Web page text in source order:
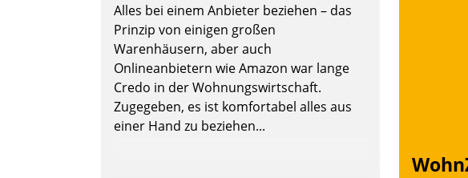
Alles bei einem Anbieter beziehen – das
Prinzip von einigen großen
Warenhäusern, aber auch
Onlineanbietern wie Amazon war lange
Credo in der Wohnungswirtschaft.
Zugegeben, es ist komfortabel alles aus
einer Hand zu beziehen...